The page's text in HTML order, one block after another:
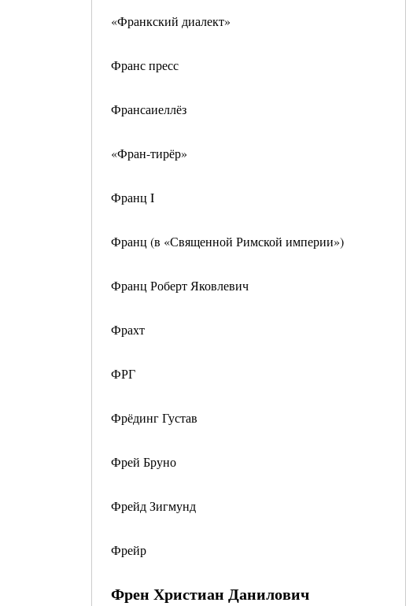
«Франкский диалект»
Франс пресс
Франсаиеллёз
«Фран-тирёр»
Франц I
Франц (в «Священной Римской империи»)
Франц Роберт Яковлевич
Фрахт
ФРГ
Фрёдинг Густав
Фрей Бруно
Фрейд Зигмунд
Фрейр
Френ Христиан Данилович